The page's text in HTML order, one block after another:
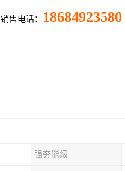
销售电话： 18684923580
强夯能级